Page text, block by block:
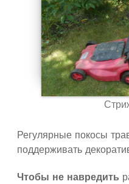
Регулярные покосы
поддерживать
Чтобы не навредить